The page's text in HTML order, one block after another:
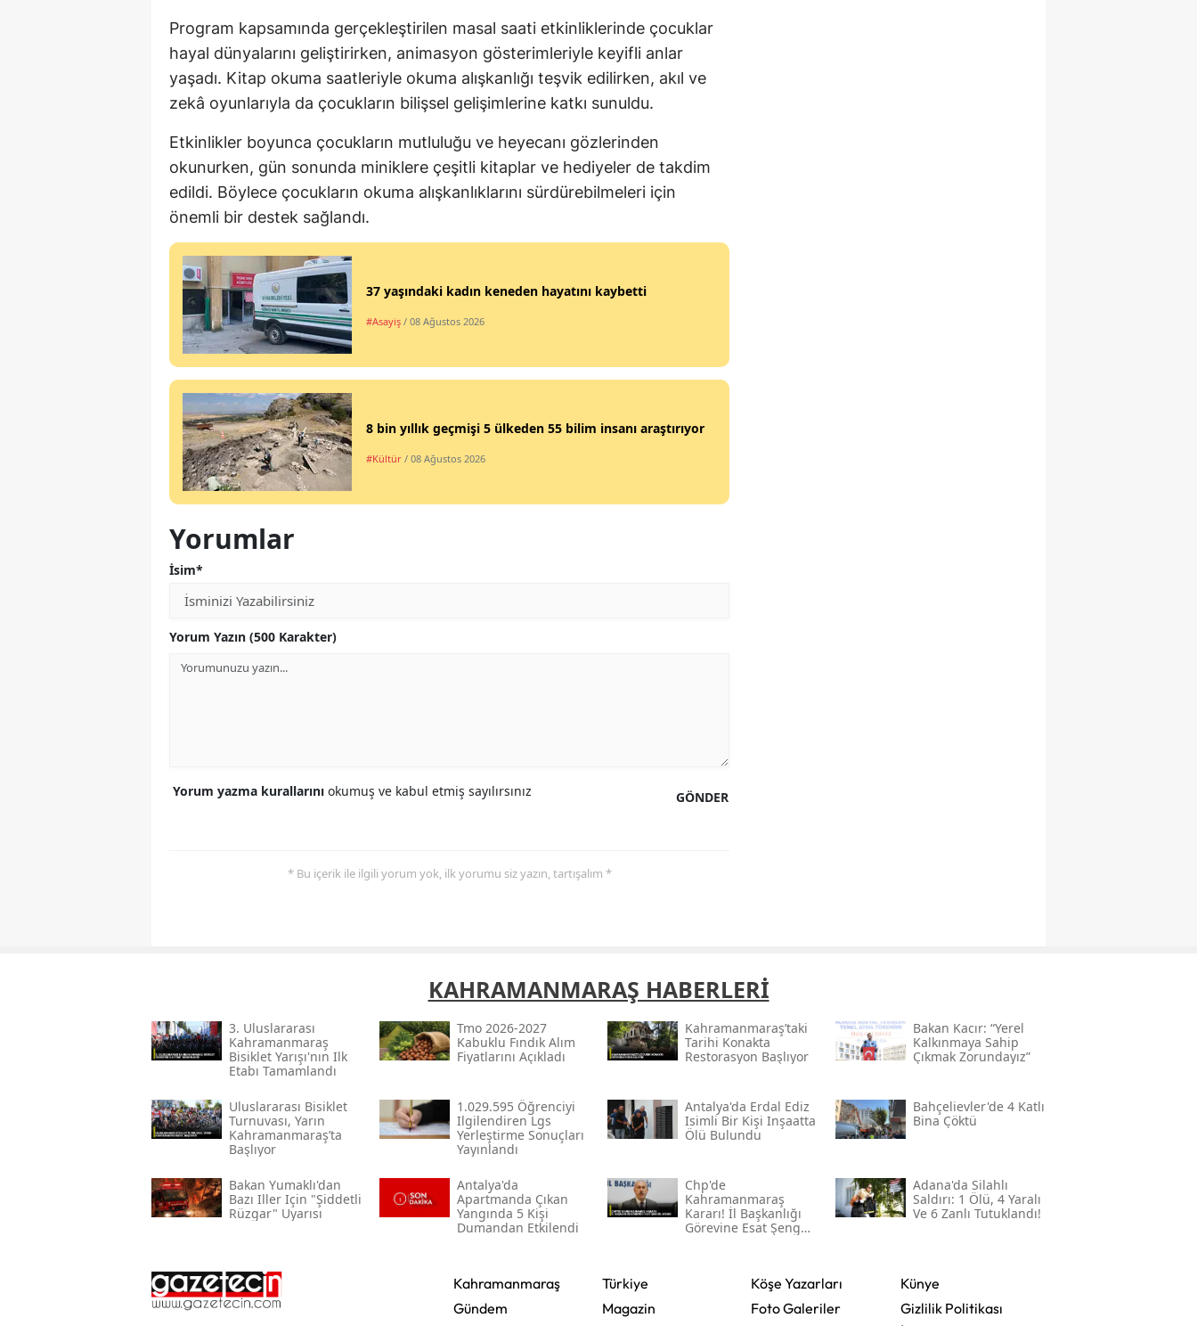
Hakkari
Hatay
Mersin
İstanbul
Kastamonu
Kırklareli
Rize
Siirt
Sinop
Sivas
Tekirdağ
Tokat
Tunceli
Uşak
Program kapsamında gerçekleştirilen masal saati etkinliklerinde çocuklar
hayal dünyalarını geliştirirken, animasyon gösterimleriyle keyifli anlar
yaşadı. Kitap okuma saatleriyle okuma alışkanlığı teşvik edilirken, akıl ve
zekâ oyunlarıyla da çocukların bilişsel gelişimlerine katkı sunuldu.
Etkinlikler boyunca çocukların mutluluğu ve heyecanı gözlerinden
okunurken, gün sonunda miniklere çeşitli kitaplar ve hediyeler de takdim
edildi. Böylece çocukların okuma alışkanlıklarını sürdürebilmeleri için
önemli bir destek sağlandı.
37 yaşındaki kadın keneden hayatını kaybetti
#Asayiş / 08 Ağustos 2026
8 bin yıllık geçmişi 5 ülkeden 55 bilim insanı araştırıyor
#Kültür / 08 Ağustos 2026
Yorumlar
İsim*
Yorum Yazın (500 Karakter)
GÖNDER
Yorum yazma kurallarını okumuş ve kabul etmiş sayılırsınız
* Bu içerik ile ilgili yorum yok, ilk yorumu siz yazın, tartışalım *
KAHRAMANMARAŞ HABERLERİ
3. Uluslararası
Kahramanmaraş
Bisiklet Yarışı'nın Ilk
Etabı Tamamlandı
Tmo 2026-2027
Kabuklu Fındık Alım
Fiyatlarını Açıkladı
Kahramanmaraş’taki
Tarihi Konakta
Restorasyon Başlıyor
Bakan Kacır: “yerel
Kalkınmaya Sahip
Çıkmak Zorundayız”
Uluslararası Bisiklet
Turnuvası, Yarın
Kahramanmaraş’ta
Başlıyor
1.029.595 Öğrenciyi
Ilgilendiren Lgs
Yerleştirme Sonuçları
Yayınlandı
Antalya'da Erdal Ediz
Isimli Bir Kişi Inşaatta
Ölü Bulundu
Bahçelievler'de 4 Katlı
Bina Çöktü
Bakan Yumaklı'dan
Bazı Iller Için "şiddetli
Rüzgar" Uyarısı
Antalya'da
Apartmanda Çıkan
Yangında 5 Kişi
Dumandan Etkilendi
Chp'de
Kahramanmaraş
Kararı! İl Başkanlığı
Görevine Esat Şengül
Adana'da Silahlı
Saldırı: 1 Ölü, 4 Yaralı
Ve 6 Zanlı Tutuklandı!
Kahramanmaraş
Gündem
Türkiye
Magazin
Köşe Yazarları
Foto Galeriler
Künye
Gizlilik Politikası